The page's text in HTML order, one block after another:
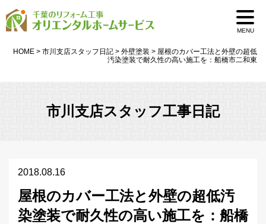
MENU
HOME > 市川支店スタッフ日記 > 外壁塗装 > 屋根のカバー工法と外壁の超低
汚染塗装で耐久性の高い施工を：船橋市二和東
市川支店スタッフ工事日記
2018.08.16
屋根のカバー工法と外壁の超低汚
染塗装で耐久性の高い施工を：船橋